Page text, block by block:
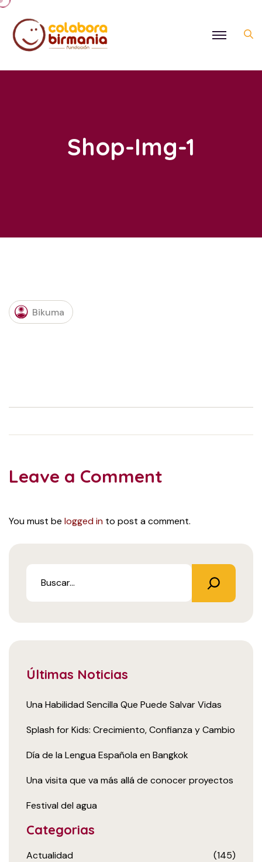
Shop-Img-1
Bikuma
Leave a Comment
You must be logged in to post a comment.
Últimas Noticias
Una Habilidad Sencilla Que Puede Salvar Vidas
Splash for Kids: Crecimiento, Confianza y Cambio
Día de la Lengua Española en Bangkok
Una visita que va más allá de conocer proyectos
Festival del agua
Categorias
Actualidad (145)